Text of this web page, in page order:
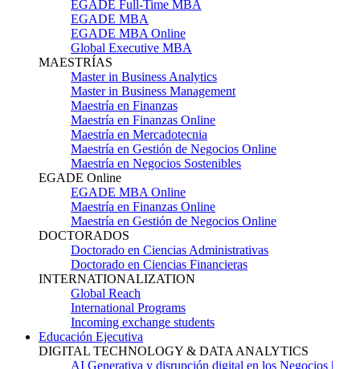
EGADE Full-Time MBA
EGADE MBA
EGADE MBA Online
Global Executive MBA
MAESTRÍAS
Master in Business Analytics
Master in Business Management
Maestría en Finanzas
Maestría en Finanzas Online
Maestría en Mercadotecnia
Maestría en Gestión de Negocios Online
Maestría en Negocios Sostenibles
EGADE Online
EGADE MBA Online
Maestría en Finanzas Online
Maestría en Gestión de Negocios Online
DOCTORADOS
Doctorado en Ciencias Administrativas
Doctorado en Ciencias Financieras
INTERNATIONALIZATION
Global Reach
International Programs
Incoming exchange students
Educación Ejecutiva
DIGITAL TECHNOLOGY & DATA ANALYTICS
AI Generativa y disrupción digital en los Negocios |